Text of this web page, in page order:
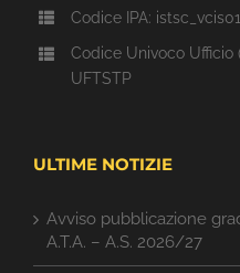
Codice IPA:
Codice Univoco
UFTSTP
ULTIME NOTIZIE
Avviso pubblicazione
A.T.A. – A.S. 2026/27